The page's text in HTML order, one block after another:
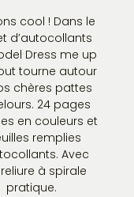
cool ! Dans le
d’autocollants
Dress me up
tourne autour
chères pattes
24 pages
en couleurs et
remplies
Avec
à spirale
pratique.